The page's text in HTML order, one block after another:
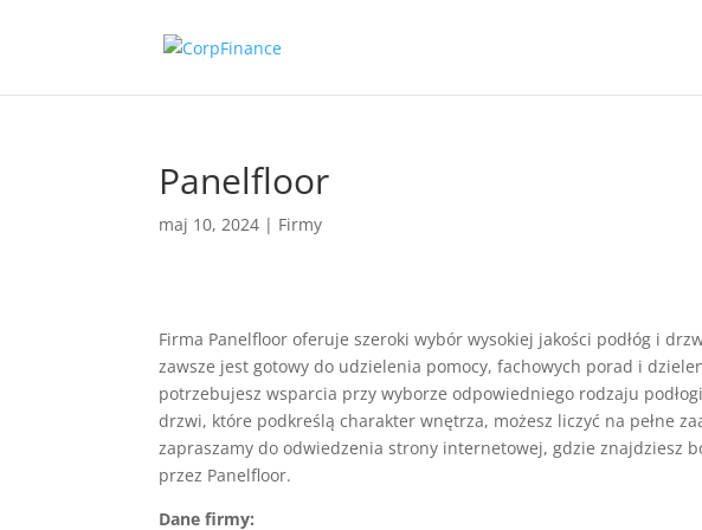
Panelfloor
maj 10, 2024 | Firmy
Firma Panelfloor oferuje szeroki wybór wysokiej jakości podłóg i
zawsze jest gotowy do udzielenia pomocy, fachowych porad i
potrzebujesz wsparcia przy wyborze odpowiedniego rodzaju
drzwi, które podkreślą charakter wnętrza, możesz liczyć na pełne
zapraszamy do odwiedzenia strony internetowej, gdzie znajdziesz
przez Panelfloor.
Dane firmy: